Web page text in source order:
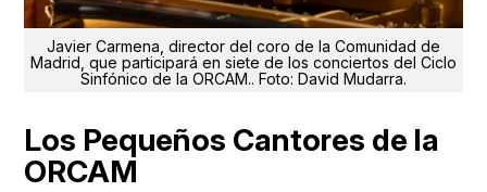
Javier Carmena, director del coro de la Comunidad de
Madrid, que participará en siete de los conciertos del Ciclo
Sinfónico de la ORCAM.. Foto: David Mudarra.
Los Pequeños Cantores de la
ORCAM